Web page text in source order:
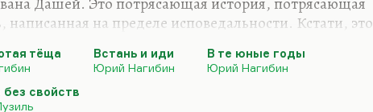
написанная на пределе исповедальности. Кстати, это
Еще к этому примыкает ранняя сравнительно вещь
годы» про Оську Роскина. Все, что сказано об этой
удивительной генерации, об этом поколении
тёща
Встань и иди
Юрий Нагибин
В те юные годы
Юрий Нагибин
без свойств